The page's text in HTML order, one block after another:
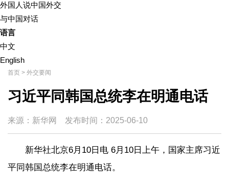
外国人说中国外交
与中国对话
语言
中文
English
首页 > 外交要闻
习近平同韩国总统李在明通电话
来源：新华网 发布时间： 2025-06-10
新华社北京6月10日电 6月10日上午，国家主席习近
平同韩国总统李在明通电话。